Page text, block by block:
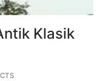
Klasik